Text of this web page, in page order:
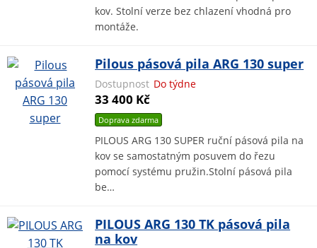
kov. Stolní verze bez chlazení vhodná pro
montáže.
Pilous pásová pila ARG 130 super
Dostupnost Do týdne
33 400 Kč
Doprava zdarma
PILOUS ARG 130 SUPER ruční pásová pila na
kov se samostatným posuvem do řezu
pomocí systému pružin.Stolní pásová pila
be…
PILOUS ARG 130 TK pásová pila
na kov